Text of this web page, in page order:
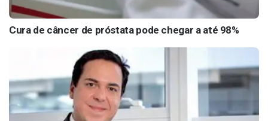
Cura de câncer de próstata pode chegar a até 98%